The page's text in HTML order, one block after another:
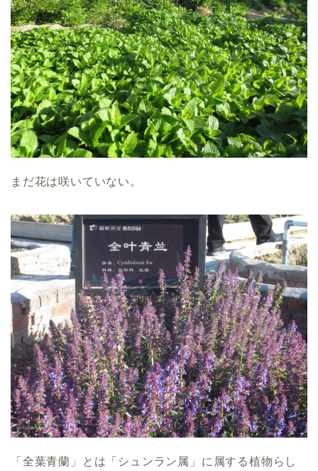
まだ花は咲いていない。
「全葉青蘭」とは「シュンラン属」に属する植物らし